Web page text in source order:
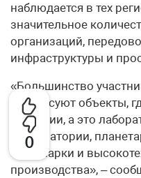
0
наблюдается в тех
значительное
организаций,
инфраструктуры и
«Большинство
интересуют объекты,
действии, а это
обсерватории,
технопарки и
производства», –